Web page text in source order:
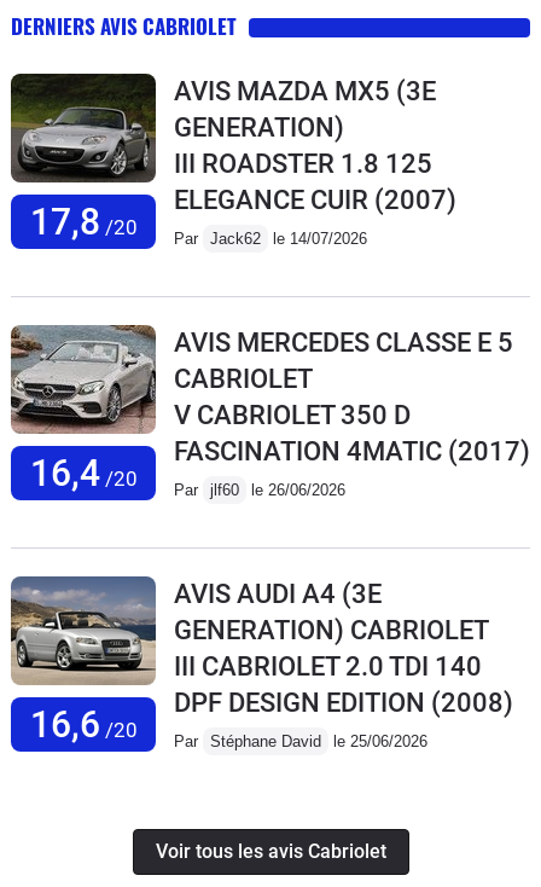
DERNIERS AVIS CABRIOLET
17,8 /20
AVIS MAZDA MX5 (3E
GENERATION)
III ROADSTER 1.8 125
ELEGANCE CUIR (2007)
Par Jack62 le 14/07/2026
16,4/20
AVIS MERCEDES CLASSE E 5
CABRIOLET
V CABRIOLET 350 D
FASCINATION 4MATIC (2017)
Par jlf60 le 26/06/2026
16,6 /20
AVIS AUDI A4 (3E
GENERATION) CABRIOLET
III CABRIOLET 2.0 TDI 140
DPF DESIGN EDITION (2008)
Par Stéphane David le 25/06/2026
Voir tous les avis Cabriolet